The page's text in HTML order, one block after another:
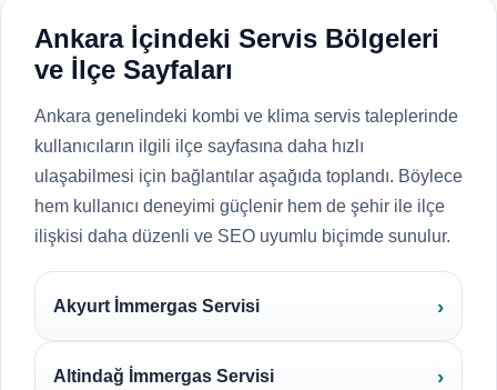
Ankara İçindeki Servis Bölgeleri
ve İlçe Sayfaları
Ankara genelindeki kombi ve klima servis taleplerinde
kullanıcıların ilgili ilçe sayfasına daha hızlı
ulaşabilmesi için bağlantılar aşağıda toplandı. Böylece
hem kullanıcı deneyimi güçlenir hem de şehir ile ilçe
ilişkisi daha düzenli ve SEO uyumlu biçimde sunulur.
Akyurt İmmergas Servisi
Altindağ İmmergas Servisi